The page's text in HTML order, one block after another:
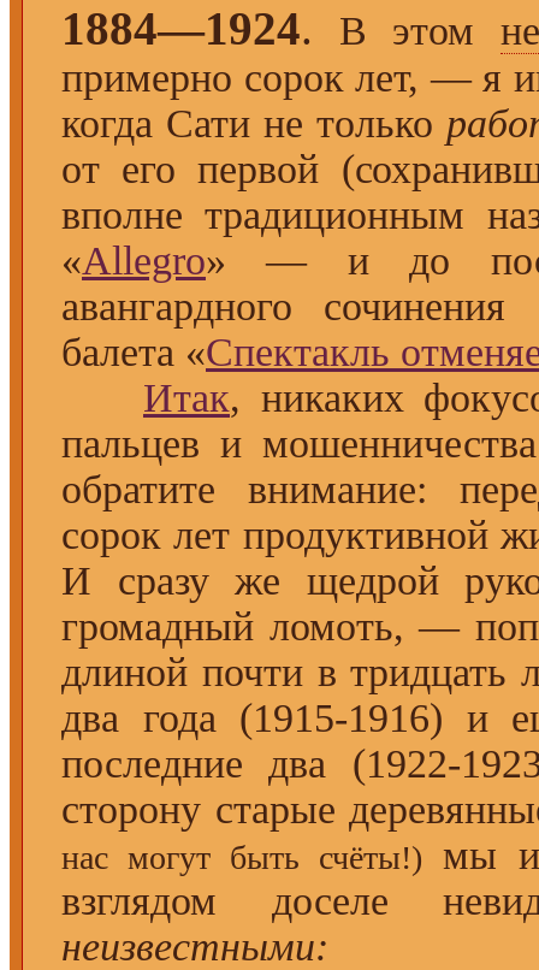
1884—1924. В этом
примерно сорок лет, — я
когда Сати не только
от его первой
вполне традиционным
«Allegro» — и до
авангардного сочинения
балета «Спектакль
Итак, никаких
пальцев и
обратите внимание:
сорок лет продуктивной
И сразу же щедрой
громадный ломоть, —
длиной почти в
два года (1915-1916) и
последние два (1922-
сторону старые
нас могут быть счёты!) мы
взглядом доселе
неизвестными: